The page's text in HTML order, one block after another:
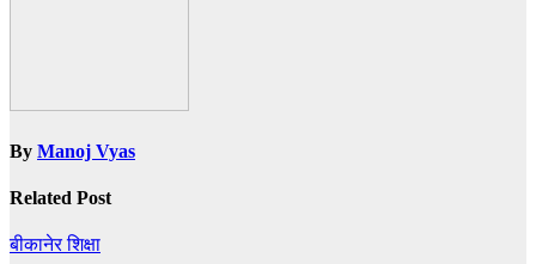
By Manoj Vyas
Related Post
बीकानेरशिक्षा